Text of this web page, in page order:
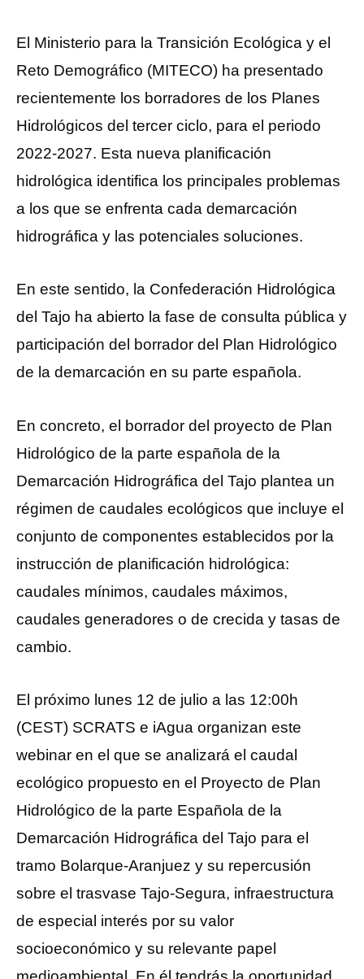
El Ministerio para la Transición Ecológica y el
Reto Demográfico (MITECO) ha presentado
recientemente los borradores de los Planes
Hidrológicos del tercer ciclo, para el periodo
2022-2027. Esta nueva planificación
hidrológica identifica los principales problemas
a los que se enfrenta cada demarcación
hidrográfica y las potenciales soluciones.
En este sentido, la Confederación Hidrológica
del Tajo ha abierto la fase de consulta pública y
participación del borrador del Plan Hidrológico
de la demarcación en su parte española.
En concreto, el borrador del proyecto de Plan
Hidrológico de la parte española de la
Demarcación Hidrográfica del Tajo plantea un
régimen de caudales ecológicos que incluye el
conjunto de componentes establecidos por la
instrucción de planificación hidrológica:
caudales mínimos, caudales máximos,
caudales generadores o de crecida y tasas de
cambio.
El próximo lunes 12 de julio a las 12:00h
(CEST) SCRATS e iAgua organizan este
webinar en el que se analizará el caudal
ecológico propuesto en el Proyecto de Plan
Hidrológico de la parte Española de la
Demarcación Hidrográfica del Tajo para el
tramo Bolarque-Aranjuez y su repercusión
sobre el trasvase Tajo-Segura, infraestructura
de especial interés por su valor
socioeconómico y su relevante papel